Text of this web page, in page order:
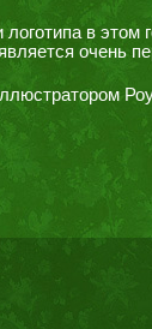
в этом
очень